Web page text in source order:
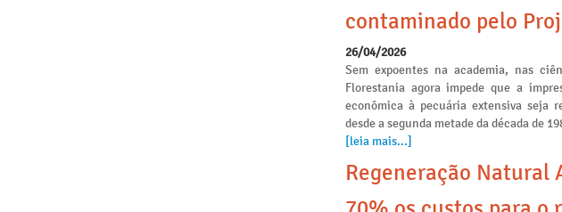
contaminado pelo
26/04/2026
Sem expoentes na academia, nas
Florestania agora impede que a
econômica à pecuária extensiva seja
desde a segunda metade da década de
[leia mais...]
Regeneração Natural